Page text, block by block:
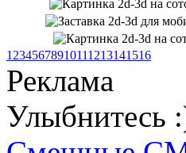
1 2345678910111213141516
Реклама
Улыбнитесь